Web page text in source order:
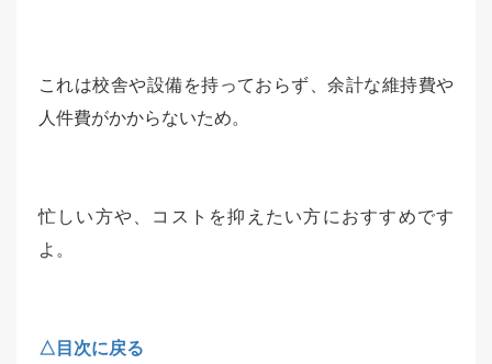
これは校舎や設備を持っておらず、余計な維持費や
人件費がかからないため。
忙しい方や、コストを抑えたい方におすすめです
よ。
△目次に戻る